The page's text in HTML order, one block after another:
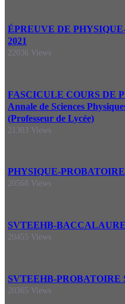
ÉPREUVE DE
2021
22036 Views
FASCICULE COURS DE
Annale de Sciences
(Professeur de Lycée)
21303 Views
PHYSIQUE-
20568 Views
SVTEEHB-
20455 Views
SVTEEHB-PROBATOIRE
20365 Views